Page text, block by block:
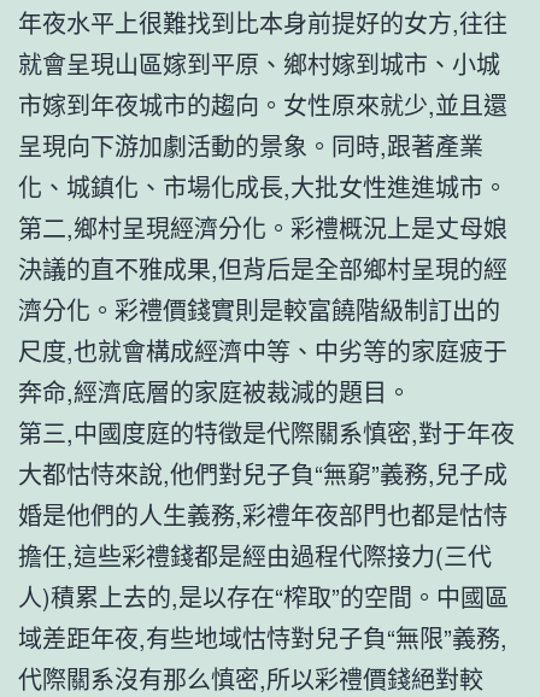
年夜水平上很難找到比本身前提好的女方,往往
就會呈現山區嫁到平原、鄉村嫁到城市、小城
市嫁到年夜城市的趨向。女性原來就少,並且還
呈現向下游加劇活動的景象。同時,跟著產業
化、城鎮化、市場化成長,大批女性進進城市。
第二,鄉村呈現經濟分化。彩禮概況上是丈母娘
決議的直不雅成果,但背后是全部鄉村呈現的經
濟分化。彩禮價錢實則是較富饒階級制訂出的
尺度,也就會構成經濟中等、中劣等的家庭疲于
奔命,經濟底層的家庭被裁減的題目。
第三,中國度庭的特徵是代際關系慎密,對于年夜
大都怙恃來說,他們對兒子負“無窮”義務,兒子成
婚是他們的人生義務,彩禮年夜部門也都是怙恃
擔任,這些彩禮錢都是經由過程代際接力(三代
人)積累上去的,是以存在“榨取”的空間。中國區
域差距年夜,有些地域怙恃對兒子負“無限”義務,
代際關系沒有那么慎密,所以彩禮價錢絕對較